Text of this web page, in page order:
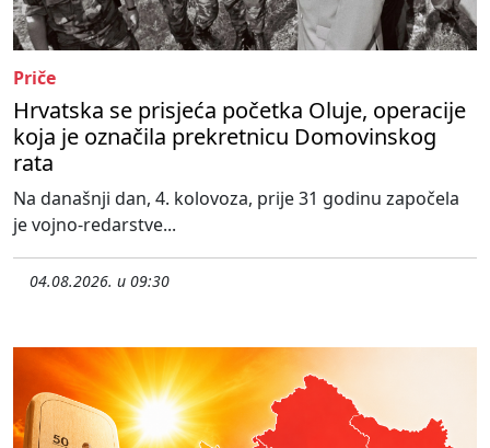
Priče
Hrvatska se prisjeća početka Oluje, operacije
koja je označila prekretnicu Domovinskog
rata
Na današnji dan, 4. kolovoza, prije 31 godinu započela
je vojno-redarstve...
04.08.2026. u 09:30